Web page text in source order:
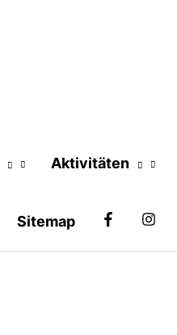
Aktivitäten
Sitemap